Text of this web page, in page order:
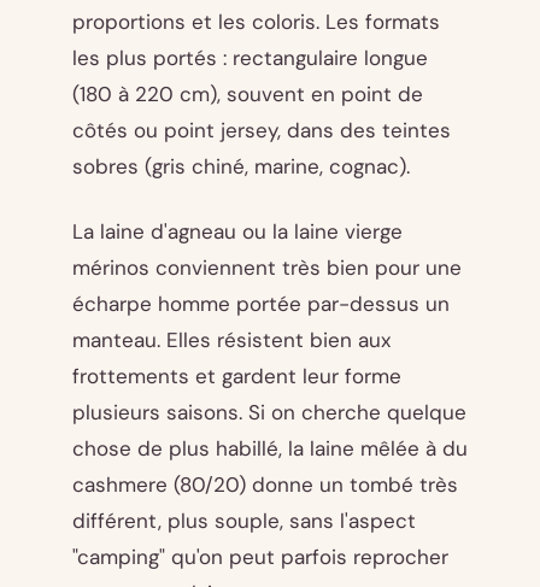
proportions et les coloris. Les formats
les plus portés : rectangulaire longue
(180 à 220 cm), souvent en point de
côtés ou point jersey, dans des teintes
sobres (gris chiné, marine, cognac).
La laine d'agneau ou la laine vierge
mérinos conviennent très bien pour une
écharpe homme portée par-dessus un
manteau. Elles résistent bien aux
frottements et gardent leur forme
plusieurs saisons. Si on cherche quelque
chose de plus habillé, la laine mêlée à du
cashmere (80/20) donne un tombé très
différent, plus souple, sans l'aspect
"camping" qu'on peut parfois reprocher